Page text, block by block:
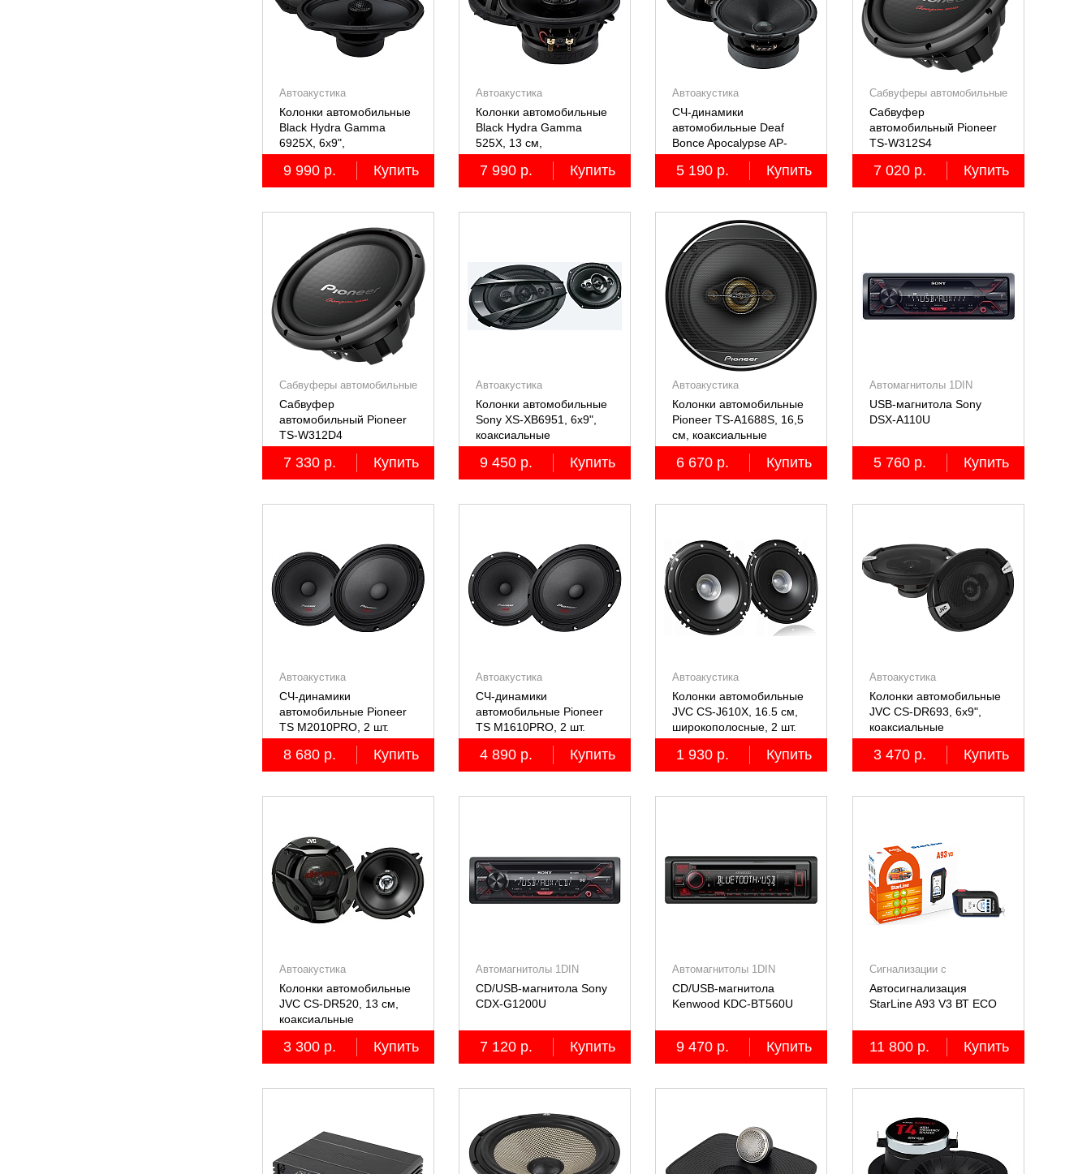
Автоакустика
Колонки автомобильные
Black Hydra Gamma
6925X, 6х9",
коаксиальные
двухполосные, 2 шт.
9 990 р. Купить
Автоакустика
Колонки автомобильные
Black Hydra Gamma
525X, 13 см,
коаксиальные
двухполосные, 2 шт.
7 990 р. Купить
Автоакустика
СЧ-динамики
автомобильные Deaf
Bonce Apocalypse AP-
M61SE PRO
5 190 р. Купить
Сабвуферы автомобильные
Сабвуфер
автомобильный Pioneer
TS-W312S4
7 020 р. Купить
Сабвуферы автомобильные
Сабвуфер
автомобильный Pioneer
TS-W312D4
7 330 р. Купить
Автоакустика
Колонки автомобильные
Sony XS-XB6951, 6х9",
коаксиальные
пятиполосные, 2 шт.
9 450 р. Купить
Автоакустика
Колонки автомобильные
Pioneer TS-A1688S, 16,5
см, коаксиальные
четырёхполосные, 2 шт.
6 670 р. Купить
Автомагнитолы 1DIN
USB-магнитола Sony
DSX-A110U
5 760 р. Купить
Автоакустика
СЧ-динамики
автомобильные Pioneer
TS M2010PRO, 2 шт.
8 680 р. Купить
Автоакустика
СЧ-динамики
автомобильные Pioneer
TS M1610PRO, 2 шт.
4 890 р. Купить
Автоакустика
Колонки автомобильные
JVC CS-J610X, 16.5 см,
широкополосные, 2 шт.
1 930 р. Купить
Автоакустика
Колонки автомобильные
JVC CS-DR693, 6х9",
коаксиальные
трёхполосные, 2 шт.
3 470 р. Купить
Автоакустика
Колонки автомобильные
JVC CS-DR520, 13 см,
коаксиальные
двухполосные, 2 шт.
3 300 р. Купить
Автомагнитолы 1DIN
CD/USB-магнитола Sony
СDX-G1200U
7 120 р. Купить
Автомагнитолы 1DIN
CD/USB-магнитола
Kenwood KDC-BT560U
9 470 р. Купить
Сигнализации с
автозапуском
Автосигнализация
StarLine A93 V3 ВТ ECO
11 800 р. Купить